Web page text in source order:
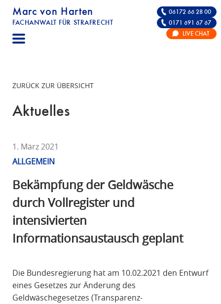
Marc von Harten
FACHANWALT FÜR STRAFRECHT
STRAFRECHT | RECHTSANWALT FÜR DIE
06172 66 28 00
0171 691 67 67
LIVE CHAT
ZURÜCK ZUR ÜBERSICHT
Aktuelles
1. März 2021
ALLGEMEIN
Bekämpfung der Geldwäsche
durch Vollregister und
intensivierten
Informationsaustausch geplant
Die Bundesregierung hat am 10.02.2021 den Entwurf
eines Gesetzes zur Änderung des
Geldwäschegesetzes (Transparenz-